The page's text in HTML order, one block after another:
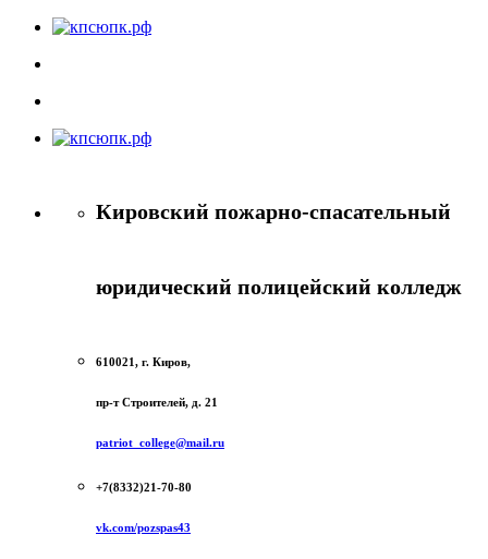
Кировский пожарно-спасательный
юридический полицейский колледж
610021, г. Киров,
пр-т Строителей, д. 21
patriot_college@mail.ru
+7(8332)21-70-80
vk.com/pozspas43